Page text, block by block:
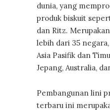
dunia, yang
produk biskuit
dan Ritz.
lebih dari 35
Asia Pasifik dan
Jepang, Australia,
Pembangunan lini
terbaru ini